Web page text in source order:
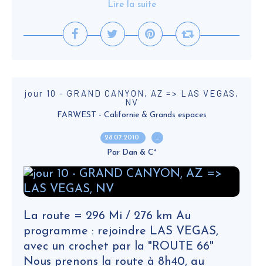
Lire la suite
jour 10 - GRAND CANYON, AZ => LAS VEGAS,
NV
FARWEST - Californie & Grands espaces
28.07.2010 …
Par Dan & C°
La route = 296 Mi / 276 km Au
programme : rejoindre LAS VEGAS,
avec un crochet par la "ROUTE 66"
Nous prenons la route à 8h40, au